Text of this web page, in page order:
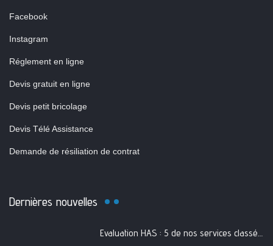
Facebook
Instagram
Réglement en ligne
Devis gratuit en ligne
Devis petit bricolage
Devis Télé Assistance
Demande de résiliation de contrat
Dernières nouvelles
Evaluation HAS : 5 de nos services classés A